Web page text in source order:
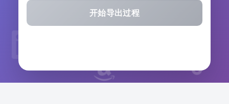
开始导出过程